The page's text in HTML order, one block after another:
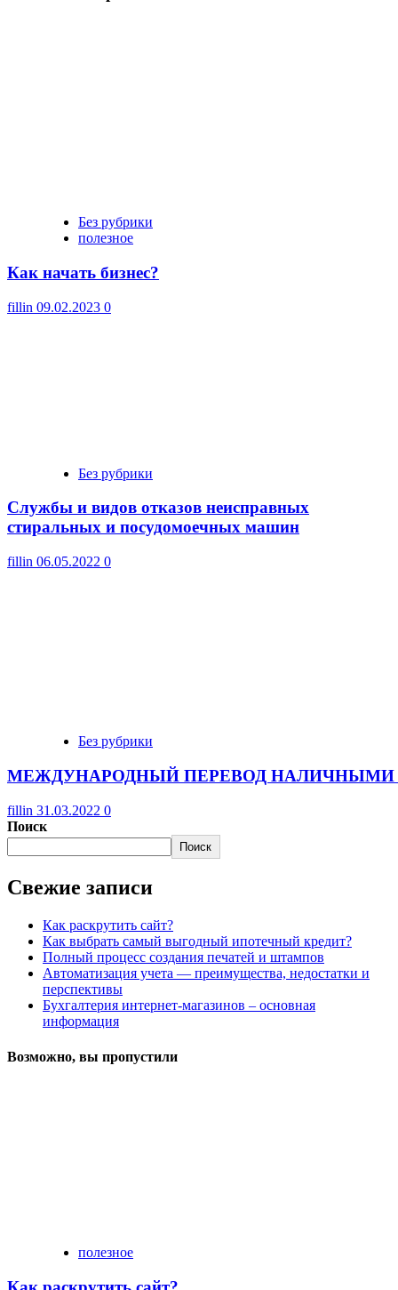
Без рубрики
полезное
Как начать бизнес?
fillin 09.02.2023 0
Без рубрики
Cлужбы и видов отказов неисправных
стиральных и посудомоечных машин
fillin 06.05.2022 0
Без рубрики
МЕЖДУНАРОДНЫЙ ПЕРЕВОД НАЛИЧНЫМИ
fillin 31.03.2022 0
Поиск
Поиск
Свежие записи
Как раскрутить сайт?
Как выбрать самый выгодный ипотечный кредит?
Полный процесс создания печатей и штампов
Автоматизация учета — преимущества, недостатки и
перспективы
Бухгалтерия интернет-магазинов – основная
информация
Возможно, вы пропустили
полезное